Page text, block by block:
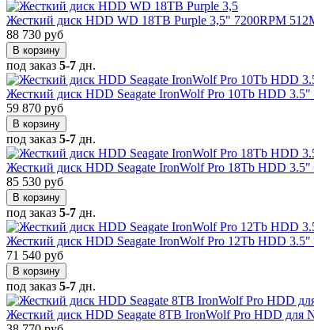
Жесткий диск HDD WD 18TB Purple 3,5" 7200RPM
88 730 руб
В корзину
под заказ 5-7 дн.
Жесткий диск HDD Seagate IronWolf Pro 10Tb HDD
59 870 руб
В корзину
под заказ 5-7 дн.
Жесткий диск HDD Seagate IronWolf Pro 18Tb HDD 3.5"
85 530 руб
В корзину
под заказ 5-7 дн.
Жесткий диск HDD Seagate IronWolf Pro 12Tb HDD
71 540 руб
В корзину
под заказ 5-7 дн.
Жесткий диск HDD Seagate 8TB IronWolf Pro HDD для